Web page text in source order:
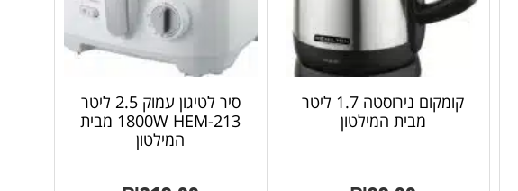
קומקום נירוסטה 1.7 ליטר
מבית המילטון
סיר לטיגון עמוק 2.5 ליטר
1800W HEM-213 מבית
המילטון